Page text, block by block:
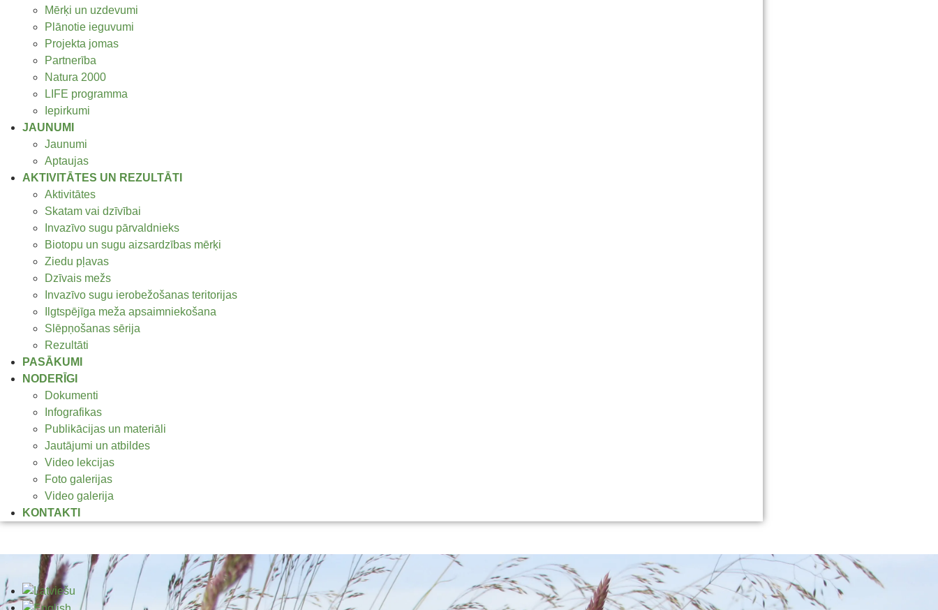
Mērķi un uzdevumi
Plānotie ieguvumi
Projekta jomas
Partnerība
Natura 2000
LIFE programma
Iepirkumi
JAUNUMI
Jaunumi
Aptaujas
AKTIVITĀTES UN REZULTĀTI
Aktivitātes
Skatam vai dzīvībai
Invazīvo sugu pārvaldnieks
Biotopu un sugu aizsardzības mērķi
Ziedu pļavas
Dzīvais mežs
Invazīvo sugu ierobežošanas teritorijas
Ilgtspējīga meža apsaimniekošana
Slēpņošanas sērija
Rezultāti
PASĀKUMI
NODERĪGI
Dokumenti
Infografikas
Publikācijas un materiāli
Jautājumi un atbildes
Video lekcijas
Foto galerijas
Video galerija
KONTAKTI